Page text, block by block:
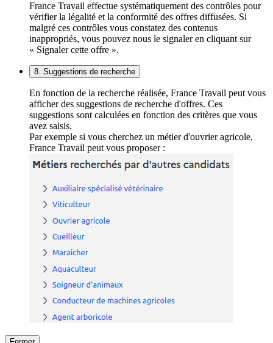
France Travail effectue systématiquement des contrôles pour
vérifier la légalité et la conformité des offres diffusées. Si
malgré ces contrôles vous constatez des contenus
inappropriés, vous pouvez nous le signaler en cliquant sur
« Signaler cette offre ».
8. Suggestions de recherche
En fonction de la recherche réalisée, France Travail peut vous
afficher des suggestions de recherche d'offres. Ces
suggestions sont calculées en fonction des critères que vous
avez saisis.
Par exemple si vous cherchez un métier d'ouvrier agricole,
France Travail peut vous proposer :